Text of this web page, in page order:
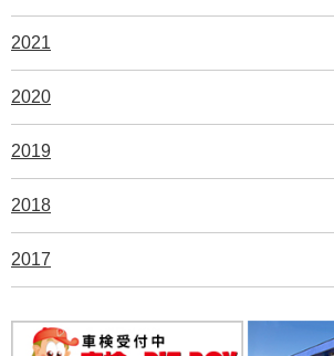
2021
2020
2019
2018
2017